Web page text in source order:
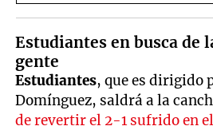
Estudiantes en busca de
gente
Estudiantes, que es dirigido
Domínguez, saldrá a la
de revertir el 2-1 sufrido en